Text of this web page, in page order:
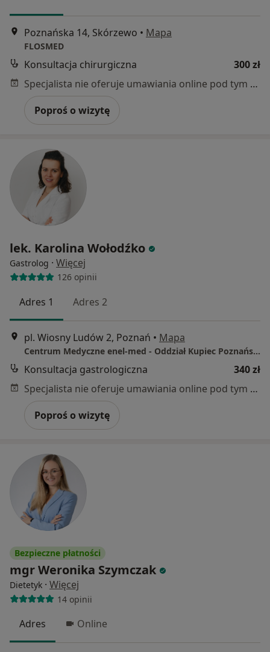
Poznańska 14, Skórzewo • Mapa
FLOSMED
Konsultacja chirurgiczna
300 zł
Specjalista nie oferuje umawiania online pod tym adresem.
Poproś o wizytę
lek. Karolina Wołodźko
Gastrolog · Więcej
126 opinii
Adres 1 Adres 2
pl. Wiosny Ludów 2, Poznań • Mapa
Centrum Medyczne enel-med - Oddział Kupiec Poznański
Konsultacja gastrologiczna
340 zł
Specjalista nie oferuje umawiania online pod tym adresem.
Poproś o wizytę
Bezpieczne płatności
mgr Weronika Szymczak
Dietetyk · Więcej
14 opinii
Adres Online